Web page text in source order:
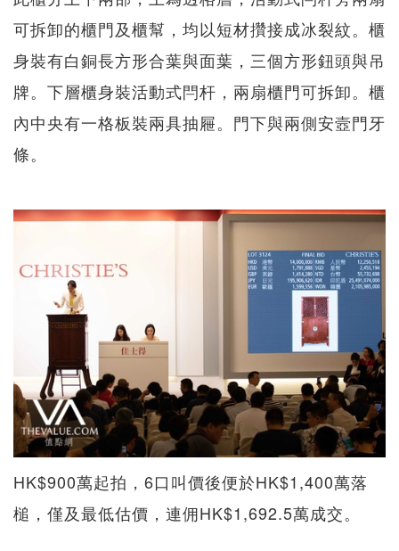
可拆卸的櫃門及櫃幫，均以短材攢接成冰裂紋。櫃
身裝有白銅長方形合葉與面葉，三個方形鈕頭與吊
牌。下層櫃身裝活動式閂杆，兩扇櫃門可拆卸。櫃
內中央有一格板裝兩具抽屜。門下與兩側安壼門牙
條。
HK$900萬起拍，6口叫價後便於HK$1,400萬落
槌，僅及最低估價，連佣HK$1,692.5萬成交。